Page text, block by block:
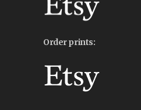
Order prints: